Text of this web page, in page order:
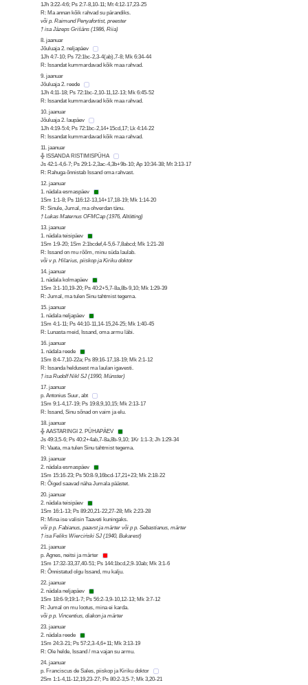
1Jh 3:22-4:6; Ps 2:7-8,10-11; Mt 4:12-17,23-25
R: Ma annan kõik rahvad su pärandiks.
või p. Raimund Penyafortist, preester
† isa Jāzeps Grišāns (1986, Riia)
8. jaanuar
Jõuluaja 2. neljapäev
1Jh 4:7-10; Ps 72:1bc-2,3-4(ab),7-8; Mk 6:34-44
R: Issandat kummardavad kõik maa rahvad.
9. jaanuar
Jõuluaja 2. reede
1Jh 4:11-18; Ps 72:1bc-2,10-11,12-13; Mk 6:45-52
R: Issandat kummardavad kõik maa rahvad.
10. jaanuar
Jõuluaja 2. laupäev
1Jh 4:19-5:4; Ps 72:1bc-2,14+15cd,17; Lk 4:14-22
R: Issandat kummardavad kõik maa rahvad.
11. jaanuar
╬ ISSANDA RISTIMISPÜHA
Js 42:1-4,6-7; Ps 29:1-2,3ac-4,3b+9b-10; Ap 10:34-38; Mt 3:13-17
R: Rahuga õnnistab Issand oma rahvast.
12. jaanuar
1. nädala esmaspäev
1Sm 1:1-8; Ps 116:12-13,14+17,18-19; Mk 1:14-20
R: Sinule, Jumal, ma ohverdan tänu.
† Lukas Maternus OFMCap (1976, Altötting)
13. jaanuar
1. nädala teisipäev
1Sm 1:9-20; 1Sm 2:1bcdef,4-5,6-7,8abcd; Mk 1:21-28
R: Issand on mu rõõm, minu süda laulab.
või v p. Hilarius, piiskop ja Kiriku doktor
14. jaanuar
1. nädala kolmapäev
1Sm 3:1-10,19-20; Ps 40:2+5,7-8a,8b-9,10; Mk 1:29-39
R: Jumal, ma tulen Sinu tahtmist tegema.
15. jaanuar
1. nädala neljapäev
1Sm 4:1-11; Ps 44:10-11,14-15,24-25; Mk 1:40-45
R: Lunasta meid, Issand, oma armu läbi.
16. jaanuar
1. nädala reede
1Sm 8:4-7,10-22a; Ps 89:16-17,18-19; Mk 2:1-12
R: Issanda heldusest ma laulan igavesti.
† isa Rudolf Nikl SJ (1990, Münster)
17. jaanuar
p. Antonius Suur, abt
1Sm 9:1-4,17-19; Ps 19:8,9,10,15; Mk 2:13-17
R: Issand, Sinu sõnad on vaim ja elu.
18. jaanuar
╬ AASTARINGI 2. PÜHAPÄEV
Js 49:3,5-6; Ps 40:2+4ab,7-8a,8b-9,10; 1Kr 1:1-3; Jh 1:29-34
R: Vaata, ma tulen Sinu tahtmist tegema.
19. jaanuar
2. nädala esmaspäev
1Sm 15:16-23; Ps 50:8-9,16bcd-17,21+23; Mk 2:18-22
R: Õiged saavad näha Jumala päästet.
20. jaanuar
2. nädala teisipäev
1Sm 16:1-13; Ps 89:20,21-22,27-28; Mk 2:23-28
R: Mina ise valisin Taaveti kuningaks.
või p p. Fabianus, paavst ja märter või p p. Sebastianus, märter
† isa Feliks Wierciński SJ (1940, Bukarest)
21. jaanuar
p. Agnes, neitsi ja märter
1Sm 17:32-33,37,40-51; Ps 144:1bcd,2,9-10ab; Mk 3:1-6
R: Õnnistatud olgu Issand, mu kalju.
22. jaanuar
2. nädala neljapäev
1Sm 18:6-9;19:1-7; Ps 56:2-3,9-10,12-13; Mk 3:7-12
R: Jumal on mu lootus, mina ei karda.
või p p. Vincentius, diakon ja märter
23. jaanuar
2. nädala reede
1Sm 24:3-21; Ps 57:2,3-4,6+11; Mk 3:13-19
R: Ole helde, Issand / ma vajan su armu.
24. jaanuar
p. Franciscus de Sales, piiskop ja Kiriku doktor
2Sm 1:1-4,11-12,19,23-27; Ps 80:2-3,5-7; Mk 3,20-21